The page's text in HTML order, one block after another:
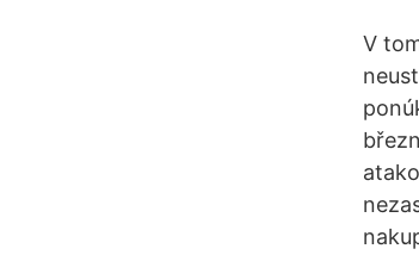
V